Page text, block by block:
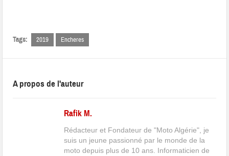
Tags: 2019 Encheres
A propos de l'auteur
Rafik M.
Rédacteur et Fondateur de "Moto Algérie", je
suis un jeune passionné par le monde de la
moto depuis plus de 10 ans. Informaticien de